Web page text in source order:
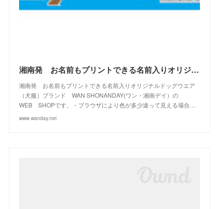
(13)
(16)
13)
)
(2) 湘南発 お名前もプリントできる名前入りオリジナルドッグウエアブランド WAN SHONANDAY(ワン・湘南デイ）の WEB SHOPです
湘南発 お名前もプリントできる名前入りオリジナルドッグウエア
（犬服）ブランド WAN SHONANDAY(ワン・湘南デイ）の
WEB SHOPです。・ブラウザにより色が多少違って見える場合…
www.wanday.net